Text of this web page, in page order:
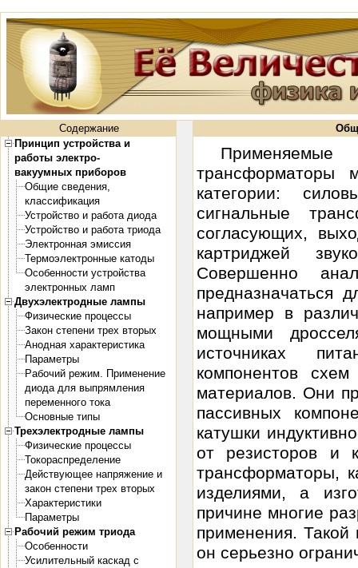
Содержание
Принцип устройства и
работы электро-
вакуумных приборов
Общие сведения,
классификация
Устройство и работа диода
Устройство и работа триода
Электронная эмиссия
Термоэлектронные катоды
Особенности устройства
электронных ламп
Двухэлектродные лампы
Физические процессы
Закон степени трех вторых
Анодная характеристика
Параметры
Рабочий режим. Применение
диода для выпрямления
переменного тока
Основные типы
Трехэлектродные лампы
Физические процессы
Токораспределение
Действующее напряжение и
закон степени трех вторых
Характеристики
Параметры
Рабочий режим триода
Особенности
Усилительный каскад с
трансформаторы
категории:
сигнальные
согласующих,
картриджей
Совершенно
предназначаться
например в
мощными
источниках
компонентов
материалов. Они
пассивных
катушки
от резисторов и
трансформаторы,
изделиями, а
причине многие
применения. Такой
он серьезно